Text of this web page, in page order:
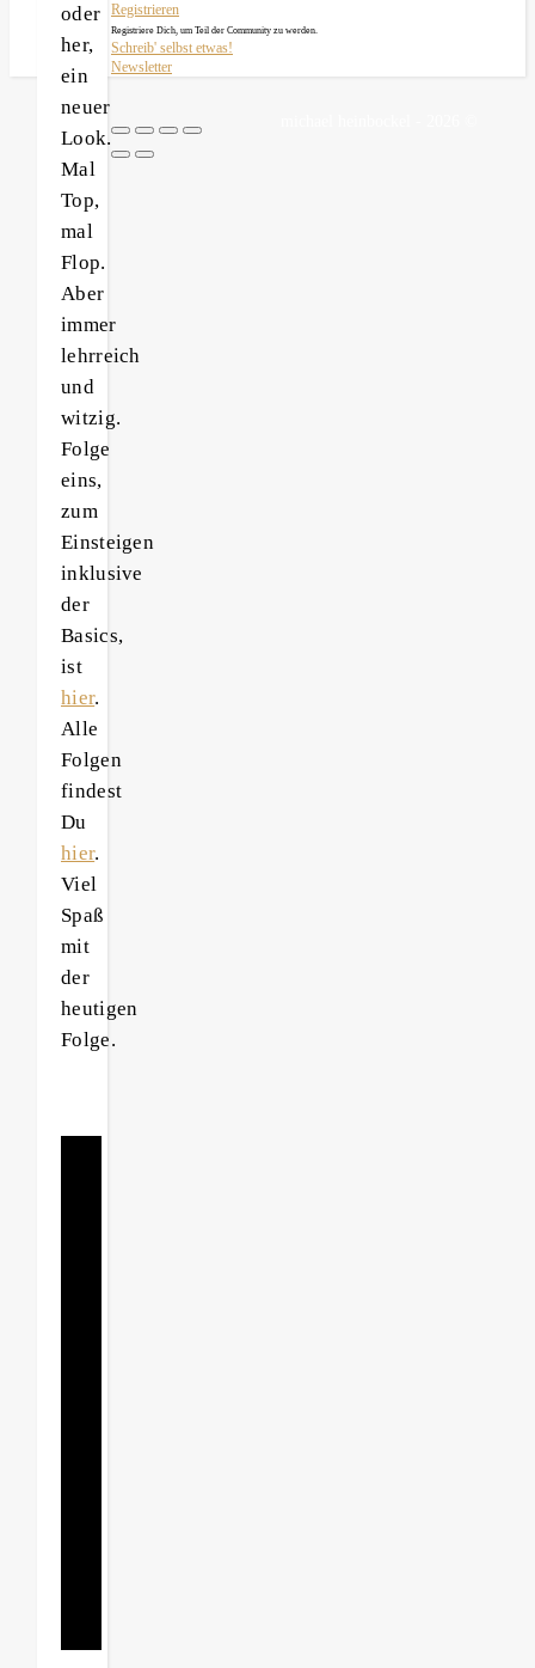
oder
her,
ein
neuer
Look.
Mal
Top,
mal
Flop.
Aber
immer
lehrreich
und
witzig.
Folge
eins,
zum
Einsteigen
inklusive
der
Basics,
ist
hier.
Alle
Folgen
findest
Du
hier.
Viel
Spaß
mit
der
heutigen
Folge.
Registrieren
Registriere Dich, um Teil der Community zu werden.
Schreib' selbst etwas!
Newsletter